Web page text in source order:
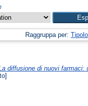
Raggruppa per:
diffusione di nuovi farmaci: